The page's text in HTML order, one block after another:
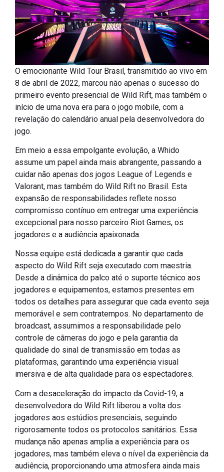
O emocionante Wild Tour Brasil, transmitido ao vivo em
8 de abril de 2022, marcou não apenas o sucesso do
primeiro evento presencial de Wild Rift, mas também o
início de uma nova era para o jogo mobile, com a
revelação do calendário anual pela desenvolvedora do
jogo.
Em meio a essa empolgante evolução, a Whido
assume um papel ainda mais abrangente, passando a
cuidar não apenas dos jogos League of Legends e
Valorant, mas também do Wild Rift no Brasil. Esta
expansão de responsabilidades reflete nosso
compromisso contínuo em entregar uma experiência
excepcional para nosso parceiro Riot Games, os
jogadores e a audiência apaixonada.
Nossa equipe está dedicada a garantir que cada
aspecto do Wild Rift seja executado com maestria.
Desde a dinâmica do palco até o suporte técnico aos
jogadores e equipamentos, estamos presentes em
todos os detalhes para assegurar que cada evento seja
memorável e sem contratempos. No departamento de
broadcast, assumimos a responsabilidade pelo
controle de câmeras do jogo e pela garantia da
qualidade do sinal de transmissão em todas as
plataformas, garantindo uma experiência visual
imersiva e de alta qualidade para os espectadores.
Com a desaceleração do impacto da Covid-19, a
desenvolvedora do Wild Rift liberou a volta dos
jogadores aos estúdios presenciais, seguindo
rigorosamente todos os protocolos sanitários. Essa
mudança não apenas amplia a experiência para os
jogadores, mas também eleva o nível da experiência da
audiência, proporcionando uma atmosfera ainda mais